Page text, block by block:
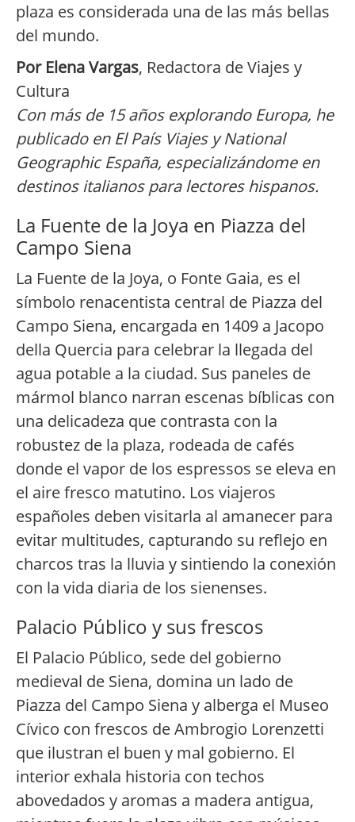
plaza es considerada una de las más bellas
del mundo.
Por Elena Vargas, Redactora de Viajes y
Cultura
Con más de 15 años explorando Europa, he
publicado en El País Viajes y National
Geographic España, especializándome en
destinos italianos para lectores hispanos.
La Fuente de la Joya en Piazza del
Campo Siena
La Fuente de la Joya, o Fonte Gaia, es el
símbolo renacentista central de Piazza del
Campo Siena, encargada en 1409 a Jacopo
della Quercia para celebrar la llegada del
agua potable a la ciudad. Sus paneles de
mármol blanco narran escenas bíblicas con
una delicadeza que contrasta con la
robustez de la plaza, rodeada de cafés
donde el vapor de los espressos se eleva en
el aire fresco matutino. Los viajeros
españoles deben visitarla al amanecer para
evitar multitudes, capturando su reflejo en
charcos tras la lluvia y sintiendo la conexión
con la vida diaria de los sienenses.
Palacio Público y sus frescos
El Palacio Público, sede del gobierno
medieval de Siena, domina un lado de
Piazza del Campo Siena y alberga el Museo
Cívico con frescos de Ambrogio Lorenzetti
que ilustran el buen y mal gobierno. El
interior exhala historia con techos
abovedados y aromas a madera antigua,